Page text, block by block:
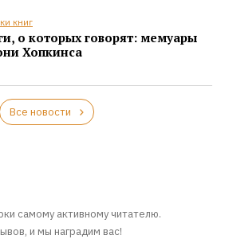
книг
о которых говорят: мемуары
Хопкинса
Все новости
самому активному читателю.
и мы наградим вас!